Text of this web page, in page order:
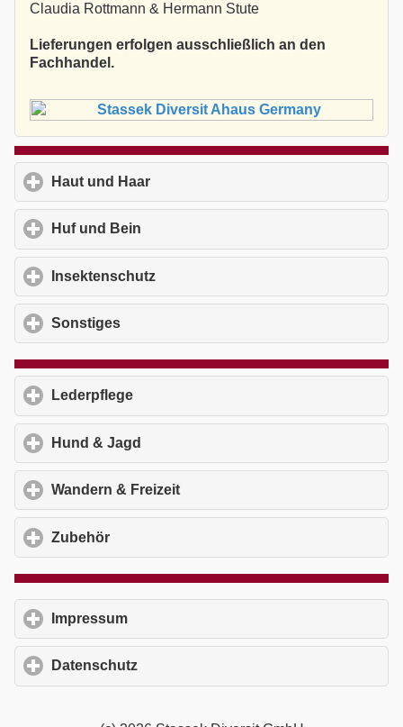
Claudia Rottmann & Hermann Stute
Lieferungen erfolgen ausschließlich an den
Fachhandel.
Haut und Haar
Huf und Bein
Insektenschutz
Sonstiges
Lederpflege
Hund & Jagd
Wandern & Freizeit
Zubehör
Impressum
Datenschutz